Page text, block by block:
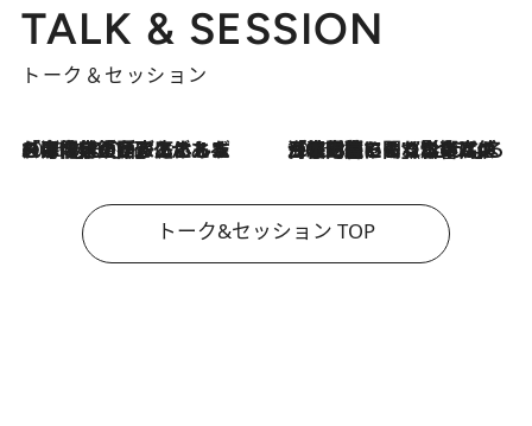
TALK & SESSION
トーク＆セッション
2026.8.3
「今後値上げがあるとすれば…」「リスクがあるのは今年の冬」エネルギー専門家が語る、ホルムズ海峡封鎖が家庭にもたらす“ある心配” 2026.8.3
「住宅建てられない…」「サーチャージ料の高値が続いている」ホルムズ海峡封鎖による影響はいつまで続く？《エネルギー専門家に聞く“どうなる日本の暮らし”》
トーク&セッション TOP